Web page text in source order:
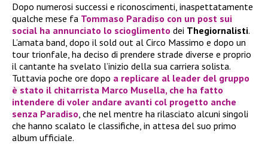
Dopo numerosi successi e riconoscimenti, inaspettatamente
qualche mese fa Tommaso Paradiso con un post sui
social ha annunciato lo scioglimento dei Thegiornalisti.
L’amata band, dopo il sold out al Circo Massimo e dopo un
tour trionfale, ha deciso di prendere strade diverse e proprio
il cantante ha svelato l’inizio della sua carriera solista.
Tuttavia poche ore dopo a replicare al leader del gruppo
è stato il chitarrista Marco Musella, che ha fatto
intendere di voler andare avanti col progetto anche
senza Paradiso, che nel mentre ha rilasciato alcuni singoli
che hanno scalato le classifiche, in attesa del suo primo
album ufficiale.